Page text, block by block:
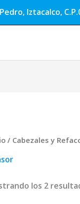
Iztacalco,
/ Cabezales y
los 2